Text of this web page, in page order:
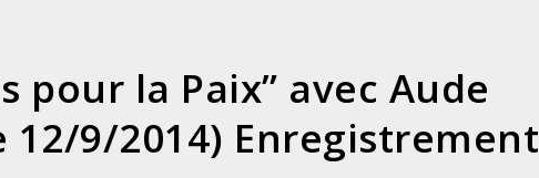
pour la Paix” avec Aude
12/9/2014) Enregistrement